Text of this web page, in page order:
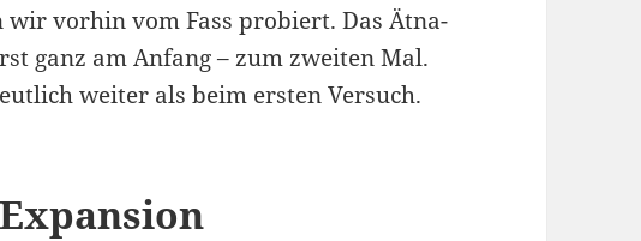
vorhin vom Fass probiert. Das Ätna-
ganz am Anfang – zum zweiten Mal.
weiter als beim ersten Versuch.